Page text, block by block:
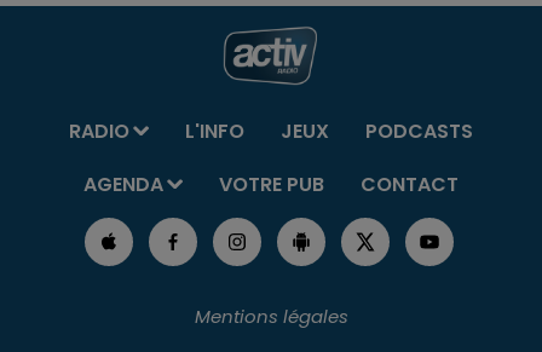
RADIO L'INFO JEUX
PODCASTS
AGENDA
VOTRE PUB CONTACT
Mentions légales